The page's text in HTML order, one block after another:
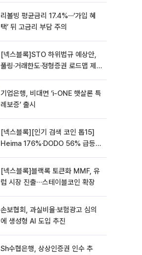
리볼빙 평균금리 17.4%⋯‘가입 혜
택’ 뒤 고금리 부담 주의
[넥스블록]STO 하위법규 예상안,
풀링·거래한도·정형증권 로드맵 제
기업은행, 비대면 ‘i-ONE 햇살론 특
례보증’ 출시
[넥스블록][인기 검색 코인 톱15]
Heima 176%·DODO 56% 급등…
[넥스블록]블랙록 토큰화 MMF, 유
럽 시장 진출∙∙∙스테이블코인 확장
손보협회, 과실비율·보험광고 심의
에 생성형 AI 도입 추진
Sh수협은행, 상상인증권 인수 추